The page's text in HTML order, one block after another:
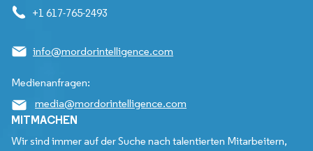
+1 617-765-2493
info@mordorintelligence.com
Medienanfragen:
media@mordorintelligence.com
MITMACHEN
Wir sind immer auf der Suche nach talentierten Mitarbeitern,